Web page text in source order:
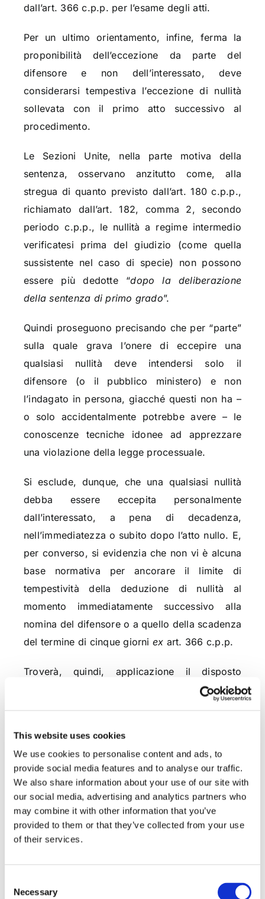
This website uses cookies
We use cookies to personalise content and ads, to
provide social media features and to analyse our traffic.
We also share information about your use of our site with
our social media, advertising and analytics partners who
may combine it with other information that you’ve
provided to them or that they’ve collected from your use
of their services.
Selection
Necessary
dall’art. 366 c.p.p. per l’esame degli atti.
Per un ultimo orientamento, infine, ferma la
proponibilità dell’eccezione da parte del
difensore e non dell’interessato, deve
considerarsi tempestiva l’eccezione di nullità
sollevata con il primo atto successivo al
procedimento.
Le Sezioni Unite, nella parte motiva della
sentenza, osservano anzitutto come, alla
stregua di quanto previsto dall’art. 180 c.p.p.,
richiamato dall’art. 182, comma 2, secondo
periodo c.p.p., le nullità a regime intermedio
verificatesi prima del giudizio (come quella
sussistente nel caso di specie) non possono
essere più dedotte “dopo la deliberazione
della sentenza di primo grado”.
Quindi proseguono precisando che per “parte”
sulla quale grava l’onere di eccepire una
qualsiasi nullità deve intendersi solo il
difensore (o il pubblico ministero) e non
l’indagato in persona, giacché questi non ha –
o solo accidentalmente potrebbe avere – le
conoscenze tecniche idonee ad apprezzare
una violazione della legge processuale.
Si esclude, dunque, che una qualsiasi nullità
debba essere eccepita personalmente
dall’interessato, a pena di decadenza,
nell’immediatezza o subito dopo l’atto nullo. E,
per converso, si evidenzia che non vi è alcuna
base normativa per ancorare il limite di
tempestività della deduzione di nullità al
momento immediatamente successivo alla
nomina del difensore o a quello della scadenza
del termine di cinque giorni ex art. 366 c.p.p.
Troverà, quindi, applicazione il disposto
dell’art. 182, comma 2, secondo periodo c.p.p.
temporale della deliberazione della sentenza di
primo grado.
CONDIVIDI SUI SOCIAL